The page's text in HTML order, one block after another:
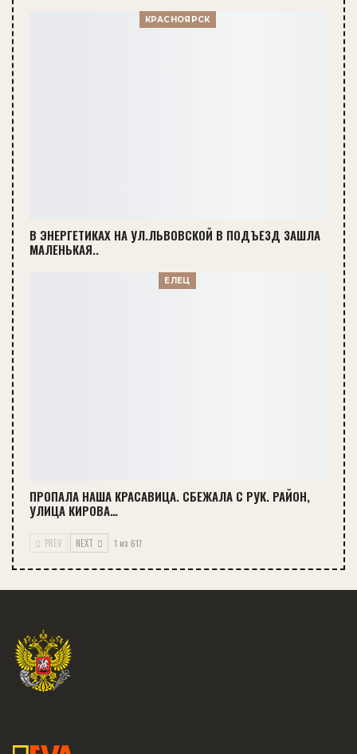
КРАСНОЯРСК
В ЭНЕРГЕТИКАХ НА УЛ.ЛЬВОВСКОЙ В ПОДЪЕЗД ЗАШЛА
МАЛЕНЬКАЯ..
ЕЛЕЦ
ПРОПАЛА НАША КРАСАВИЦА. СБЕЖАЛА С РУК. РАЙОН,
УЛИЦА КИРОВА…
PREV NEXT 1 из 617